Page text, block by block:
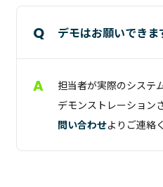
デモはお願いできま
担当者が実際のシステ
デモンストレーション
問い合わせよりご連絡